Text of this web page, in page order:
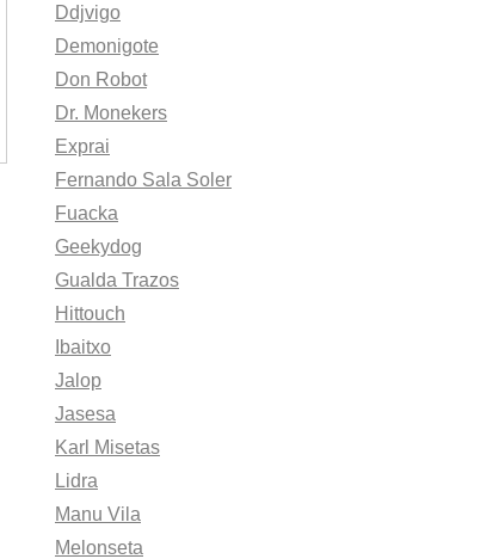
Ddjvigo
Demonigote
Don Robot
Dr. Monekers
Exprai
Fernando Sala Soler
Fuacka
Geekydog
Gualda Trazos
Hittouch
Ibaitxo
Jalop
Jasesa
Karl Misetas
Lidra
Manu Vila
Melonseta